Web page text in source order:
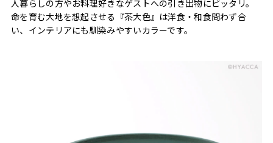
人暮らしの方やお料理好きなゲストへの引き出物にピッタリ。
命を育む大地を想起させる『茶大色』は洋食・和食問わず合
い、インテリアにも馴染みやすいカラーです。